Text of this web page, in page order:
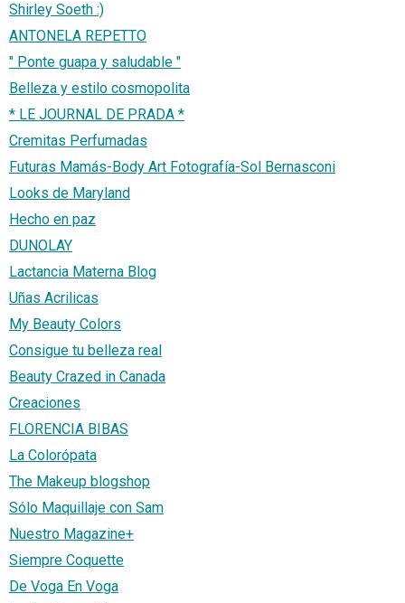
Shirley Soeth :)
ANTONELA REPETTO
" Ponte guapa y saludable "
Belleza y estilo cosmopolita
* LE JOURNAL DE PRADA *
Cremitas Perfumadas
Futuras Mamás-Body Art Fotografía-Sol Bernasconi
Looks de Maryland
Hecho en paz
DUNOLAY
Lactancia Materna Blog
Uñas Acrilicas
My Beauty Colors
Consigue tu belleza real
Beauty Crazed in Canada
Creaciones
FLORENCIA BIBAS
La Colorópata
The Makeup blogshop
Sólo Maquillaje con Sam
Nuestro Magazine+
Siempre Coquette
De Voga En Voga